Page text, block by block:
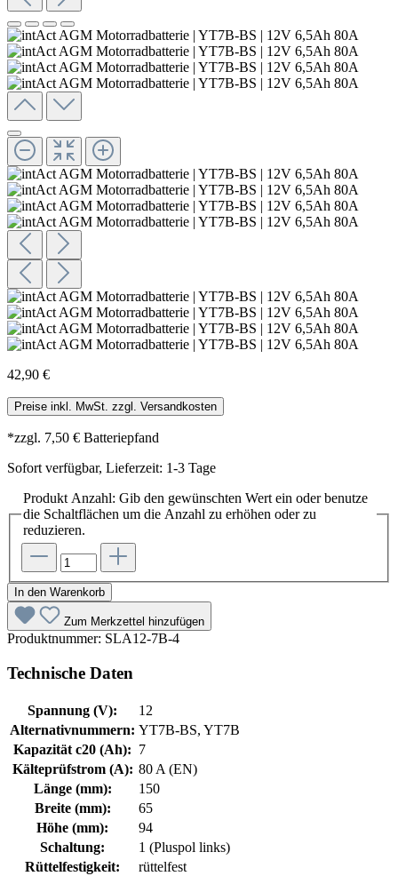
42,90 €
Preise inkl. MwSt. zzgl. Versandkosten
*zzgl. 7,50 € Batteriepfand
Sofort verfügbar, Lieferzeit: 1-3 Tage
Produkt Anzahl: Gib den gewünschten Wert ein oder benutze
die Schaltflächen um die Anzahl zu erhöhen oder zu
reduzieren.
In den Warenkorb
Zum Merkzettel hinzufügen
Produktnummer: SLA12-7B-4
Technische Daten
Spannung (V):
12
Alternativnummern: YT7B-BS, YT7B
Kapazität c20 (Ah): 7
Kälteprüfstrom (A): 80 A (EN)
Länge (mm):
150
Breite (mm):
65
Höhe (mm):
94
Schaltung:
1 (Pluspol links)
Rüttelfestigkeit:
rüttelfest